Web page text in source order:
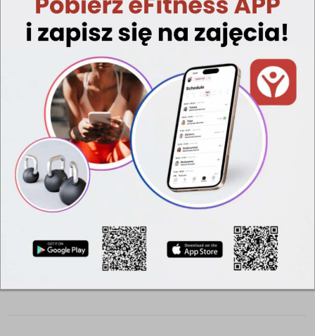
In facilisis scelerisque dui vel dignissim. Sed nunc orci, ultricies
congue vehicula quis, facilisis a orci. In aliquet facilisis
condimentum. Donec at orci orci, a dictum justo. Sed a nunc
non lectus fringilla suscipit. Vivamus pretium sapien sit amet
mauris aliquet eleifend vel vitae arcu. Fusce pharetra dignissim
nisl egestas pretium.
Integer elementum massa at nulla placerat varius. Suspendisse
in libero risus, in interdum massa. Vestibulum ac leo vitae metus
faucibus gravida ac in neque. Nullam est eros, suscipit sed
dictum quis, accumsan a ligula. In sit amet justo lectus. Etiam
feugiat dolor ac elit suscipit in elementum orci fringilla. Aliquam
in felis eros. Praesent hendrerit lectus sit amet turpis tempus
hendrerit. Donec laoreet volutpat molestie. Praesent tempus
dictum nibh ac ullamcorper. Sed eu consequat nisi. Quisque
ligula metus, tristique eget euismod at, ullamcorper et nibh.
Duis ultricies quam egestas nibh mollis in ultrices turpis
pharetra. Vivamus et volutpat mi. Donec nec est eget dolor